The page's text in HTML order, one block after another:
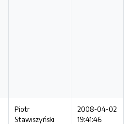
Piotr
Stawiszyński
2008-04-02
19:41:46